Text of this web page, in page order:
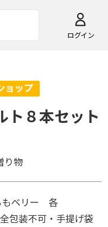
ログイン
ト８本セット
り物
もベリー 各
包装不可・手提げ袋